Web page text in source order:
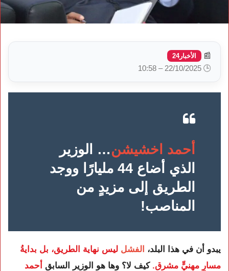
📰 الأخبار24
🕒 22/10/2025 – 10:58
أحمد اخشيشن… الوزير
الذي أضاع 44 مليارًا ووجد
الطريق إلى مزيدٍ من
المناصب!
يبدو أن في هذا البلد، الفشل ليس نهاية الطريق، بل بدايةُ
مسارٍ مهنيٍّ مشرق. كيف لا؟ وها هو الوزير السابق
أحمد